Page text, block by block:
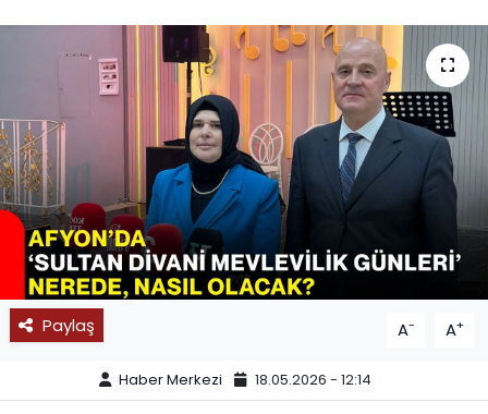
Paylaş A- A+
Haber Merkezi 18.05.2026 - 12:14
11:11 MANŞET